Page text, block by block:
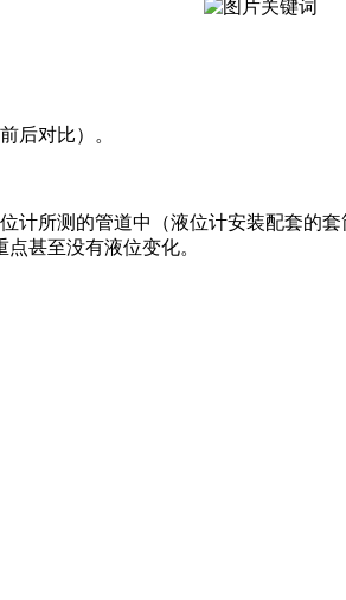
后对比）。
计所测的管道中（液位计安装配套的
甚至没有液位变化。